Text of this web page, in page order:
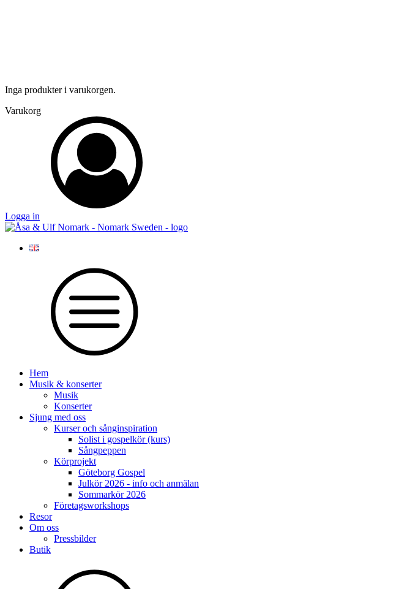
Inga produkter i varukorgen.
Varukorg
Logga in
Hem
Musik & konserter
Musik
Konserter
Sjung med oss
Kurser och sånginspiration
Solist i gospelkör (kurs)
Sångpeppen
Körprojekt
Göteborg Gospel
Julkör 2026 - info och anmälan
Sommarkör 2026
Företagsworkshops
Resor
Om oss
Pressbilder
Butik